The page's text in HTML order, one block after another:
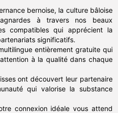
bernoise, la culture bâloise
à travers nos beaux
compatibles qui apprécient la
significatifs.
entièrement gratuite qui
à la qualité dans chaque
ont découvert leur partenaire
qui valorise la substance
connexion idéale vous attend